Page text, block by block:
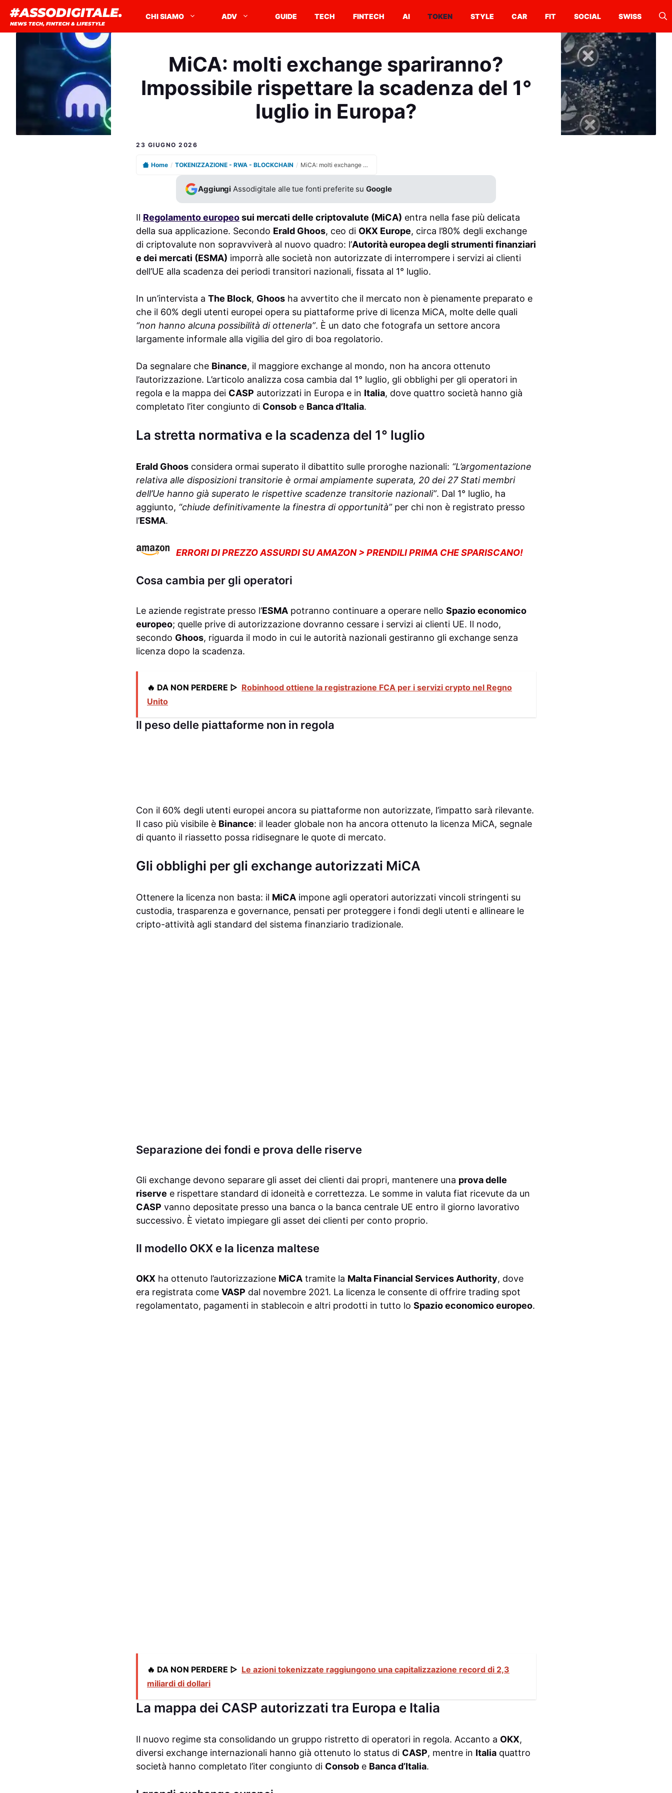
contenuto
#ASSODIGITALE.
NEWS TECH, FINTECH & LIFESTYLE
CHI SIAMO ADV GUIDE TECH FINTECH AI TOKEN STYLE CAR FIT SOCIAL SWISS
MiCA: molti exchange spariranno?
Impossibile rispettare la scadenza del 1°
luglio in Europa?
23 GIUGNO 2026
Home / TOKENIZZAZIONE - RWA - BLOCKCHAIN / MiCA: molti exchange spariranno? Impossibile rispettare la scadenza del 1° luglio in Europa?
Aggiungi Assodigitale alle tue fonti preferite suGoogle
Il Regolamento europeosui mercati delle criptovalute (MiCA) entra nella fase più delicata
della sua applicazione. Secondo Erald Ghoos, ceo di OKX Europe, circa l’80% degli exchange
di criptovalute non sopravviverà al nuovo quadro: l’Autorità europea degli strumenti finanziari
e dei mercati (ESMA) imporrà alle società non autorizzate di interrompere i servizi ai clienti
dell’UE alla scadenza dei periodi transitori nazionali, fissata al 1° luglio.
In un’intervista a The Block, Ghoos ha avvertito che il mercato non è pienamente preparato e
che il 60% degli utenti europei opera su piattaforme prive di licenza MiCA, molte delle quali
“non hanno alcuna possibilità di ottenerla”. È un dato che fotografa un settore ancora
largamente informale alla vigilia del giro di boa regolatorio.
Da segnalare che Binance, il maggiore exchange al mondo, non ha ancora ottenuto
l’autorizzazione. L’articolo analizza cosa cambia dal 1° luglio, gli obblighi per gli operatori in
regola e la mappa dei CASP autorizzati in Europa e in Italia, dove quattro società hanno già
completato l’iter congiunto di Consob e Banca d’Italia.
La stretta normativa e la scadenza del 1° luglio
Erald Ghoos considera ormai superato il dibattito sulle proroghe nazionali: “L’argomentazione
relativa alle disposizioni transitorie è ormai ampiamente superata, 20 dei 27 Stati membri
dell’Ue hanno già superato le rispettive scadenze transitorie nazionali”. Dal 1° luglio, ha
aggiunto, “chiude definitivamente la finestra di opportunità”per chi non è registrato presso
l’ESMA.
ERRORI DI PREZZO ASSURDI SU AMAZON > PRENDILI PRIMA CHE SPARISCANO!
Cosa cambia per gli operatori
Le aziende registrate presso l’ESMA potranno continuare a operare nello Spazio economico
europeo; quelle prive di autorizzazione dovranno cessare i servizi ai clienti UE. Il nodo,
secondo Ghoos, riguarda il modo in cui le autorità nazionali gestiranno gli exchange senza
licenza dopo la scadenza.
🔥 DA NON PERDERE ▷ Robinhood ottiene la registrazione FCA per i servizi crypto nel Regno
Unito
Il peso delle piattaforme non in regola
Con il 60% degli utenti europei ancora su piattaforme non autorizzate, l’impatto sarà rilevante.
Il caso più visibile è Binance: il leader globale non ha ancora ottenuto la licenza MiCA, segnale
di quanto il riassetto possa ridisegnare le quote di mercato.
Gli obblighi per gli exchange autorizzati MiCA
Ottenere la licenza non basta: il MiCA impone agli operatori autorizzati vincoli stringenti su
custodia, trasparenza e governance, pensati per proteggere i fondi degli utenti e allineare le
cripto-attività agli standard del sistema finanziario tradizionale.
Separazione dei fondi e prova delle riserve
Gli exchange devono separare gli asset dei clienti dai propri, mantenere una prova delle
riserve e rispettare standard di idoneità e correttezza. Le somme in valuta fiat ricevute da un
CASP vanno depositate presso una banca o la banca centrale UE entro il giorno lavorativo
successivo. È vietato impiegare gli asset dei clienti per conto proprio.
Il modello OKX e la licenza maltese
OKX ha ottenuto l’autorizzazione MiCA tramite la Malta Financial Services Authority, dove
era registrata come VASP dal novembre 2021. La licenza le consente di offrire trading spot
regolamentato, pagamenti in stablecoin e altri prodotti in tutto lo Spazio economico europeo.
🔥 DA NON PERDERE ▷ Le azioni tokenizzate raggiungono una capitalizzazione record di 2,3
miliardi di dollari
La mappa dei CASP autorizzati tra Europa e Italia
Il nuovo regime sta consolidando un gruppo ristretto di operatori in regola. Accanto a OKX,
diversi exchange internazionali hanno già ottenuto lo status di CASP, mentre in Italia quattro
società hanno completato l’iter congiunto di Consob e Banca d’Italia.